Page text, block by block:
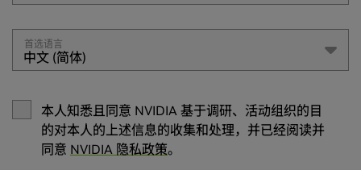
首选语言
中文 (简体)
本人知悉且同意 NVIDIA 基于调研、活动组织的目
的对本人的上述信息的收集和处理，并已经阅读并
同意 NVIDIA 隐私政策。